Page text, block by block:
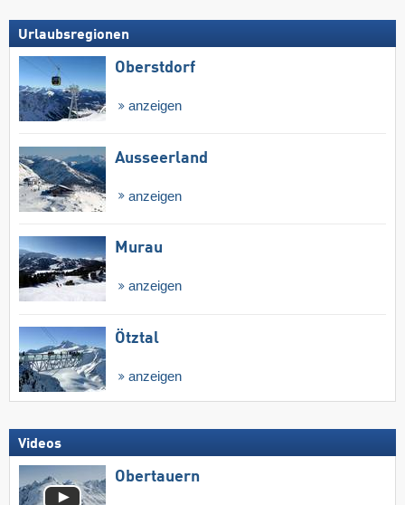
Urlaubsregionen
Oberstdorf
anzeigen
Ausseerland
anzeigen
Murau
anzeigen
Ötztal
anzeigen
Videos
Obertauern